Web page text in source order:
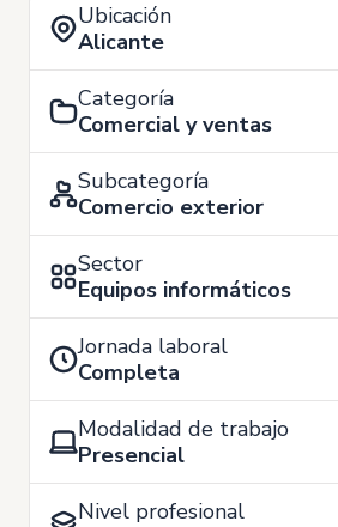
Ubicación
Alicante
Categoría
Comercial y ventas
Subcategoría
Comercio exterior
Sector
Equipos informáticos
Jornada laboral
Completa
Modalidad de trabajo
Presencial
Nivel profesional